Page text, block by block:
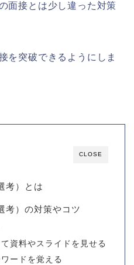
面接とは少し違った対策
を突破できるようにしま
CLOSE
考）とは
考）の対策やコツ
て資料やスライドを見せる
ードを覚える